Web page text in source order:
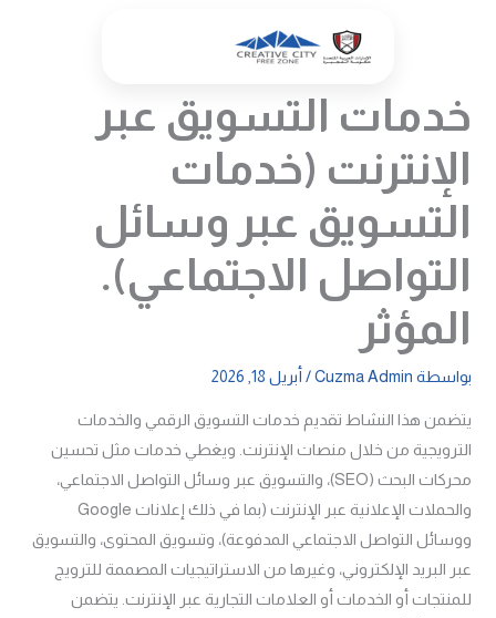
خدمات التسويق عبر
الإنترنت (خدمات
التسويق عبر وسائل
التواصل الاجتماعي).
المؤثر
بواسطة Cuzma Admin
/ أبريل 18, 2026
يتضمن هذا النشاط تقديم خدمات التسويق الرقمي والخدمات
الترويجية من خلال منصات الإنترنت. ويغطي خدمات مثل تحسين
محركات البحث (SEO)، والتسويق عبر وسائل التواصل الاجتماعي،
والحملات الإعلانية عبر الإنترنت (بما في ذلك إعلانات Google
ووسائل التواصل الاجتماعي المدفوعة)، وتسويق المحتوى، والتسويق
عبر البريد الإلكتروني، وغيرها من الاستراتيجيات المصممة للترويج
للمنتجات أو الخدمات أو العلامات التجارية عبر الإنترنت. يتضمن